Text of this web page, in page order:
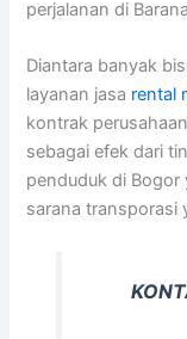
perjalanan di
Diantara banyak
layanan jasa rental
kontrak
sebagai efek dari
penduduk di
sarana transporasi